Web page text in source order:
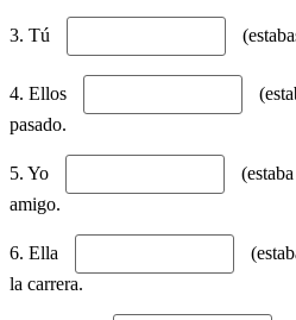
3. Tú
4. Ellos
pasado.
5. Yo
amigo.
6. Ella
la carrera.